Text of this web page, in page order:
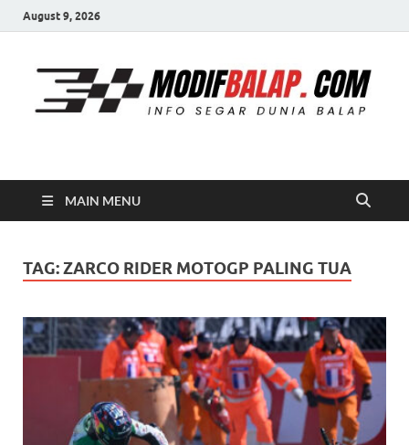
August 9, 2026
Modif Balap
MAIN MENU
TAG:ZARCO RIDER MOTOGP PALING TUA